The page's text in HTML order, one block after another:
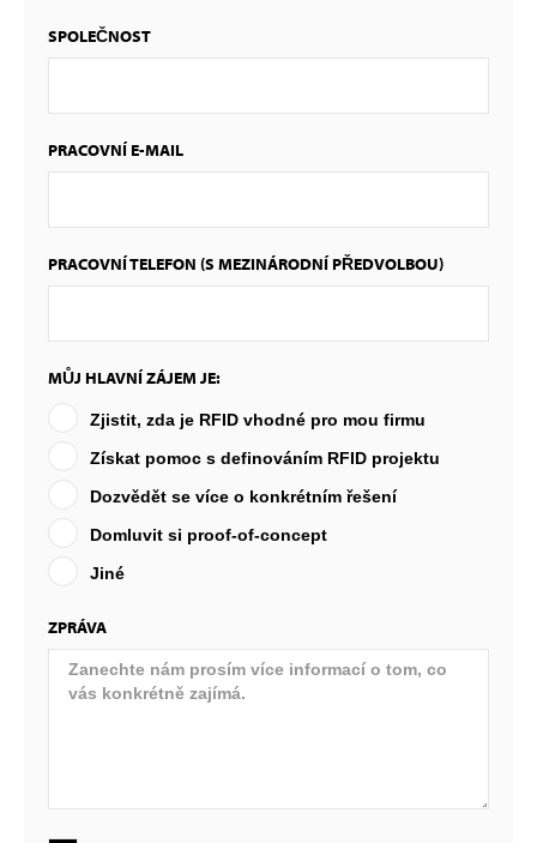
SPOLEČNOST
PRACOVNÍ E-MAIL
PRACOVNÍ TELEFON (S MEZINÁRODNÍ PŘEDVOLBOU)
MŮJ HLAVNÍ ZÁJEM JE:
Zjistit, zda je RFID vhodné pro mou firmu
Získat pomoc s definováním RFID projektu
Dozvědět se více o konkrétním řešení
Domluvit si proof-of-concept
Jiné
ZPRÁVA